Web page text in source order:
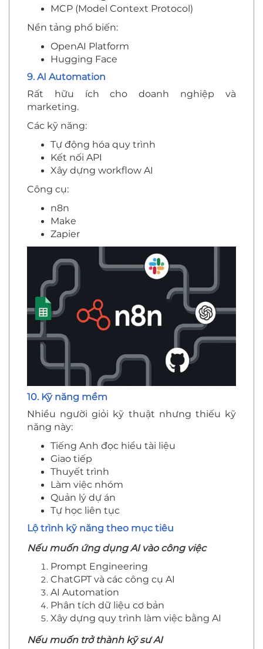
MCP (Model Context Protocol)
Nền tảng phổ biến:
OpenAI Platform
Hugging Face
9. AI Automation
Rất hữu ích cho doanh nghiệp và
marketing.
Các kỹ năng:
Tự động hóa quy trình
Kết nối API
Xây dựng workflow AI
Công cụ:
n8n
Make
Zapier
10. Kỹ năng mềm
Nhiều người giỏi kỹ thuật nhưng thiếu kỹ
năng này:
Tiếng Anh đọc hiểu tài liệu
Giao tiếp
Thuyết trình
Làm việc nhóm
Quản lý dự án
Tự học liên tục
Lộ trình kỹ năng theo mục tiêu
Nếu muốn ứng dụng AI vào công việc
Prompt Engineering
ChatGPT và các công cụ AI
AI Automation
Phân tích dữ liệu cơ bản
Xây dựng quy trình làm việc bằng AI
Nếu muốn trở thành kỹ sư AI